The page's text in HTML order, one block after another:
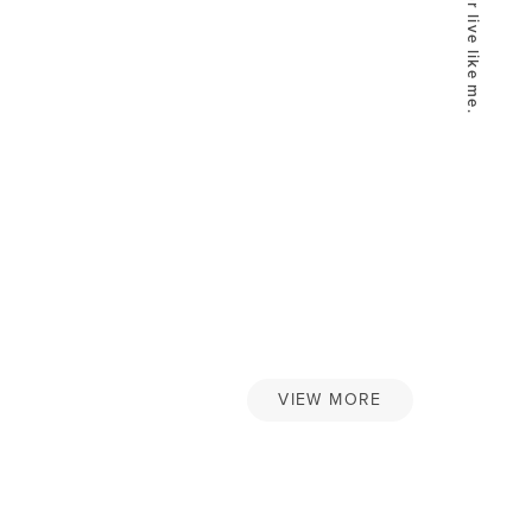
VIEW MORE